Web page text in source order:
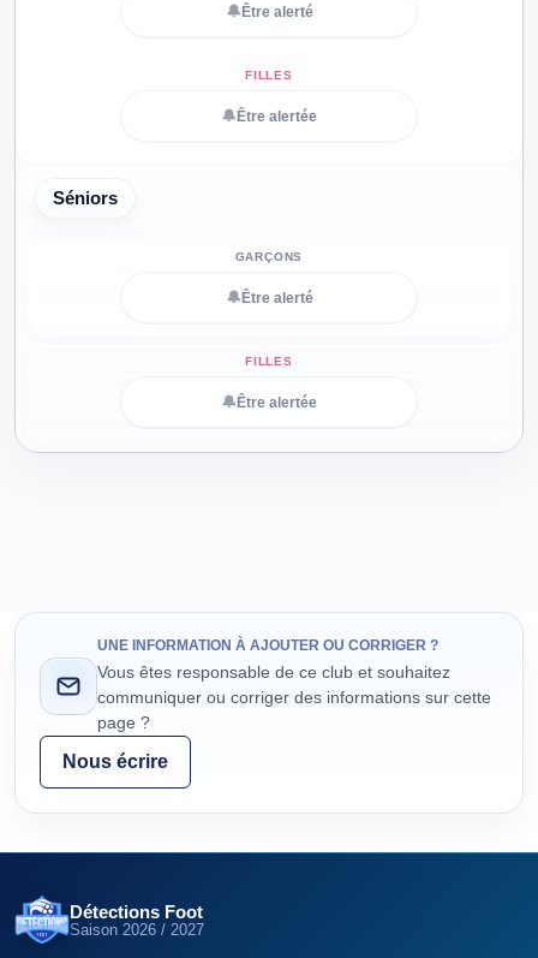
🔔 Être alerté
🔔 Être alertée
Séniors
🔔 Être alerté
🔔 Être alertée
UNE INFORMATION À AJOUTER OU CORRIGER ?
Vous êtes responsable de ce club et souhaitez
communiquer ou corriger des informations sur cette
page ?
Nous écrire
Détections Foot
Saison 2026 / 2027